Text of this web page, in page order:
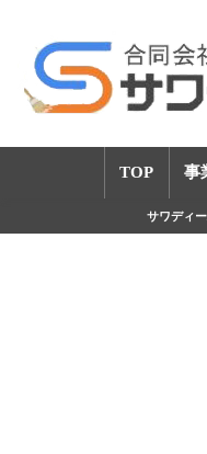
TOP 事
サワディ